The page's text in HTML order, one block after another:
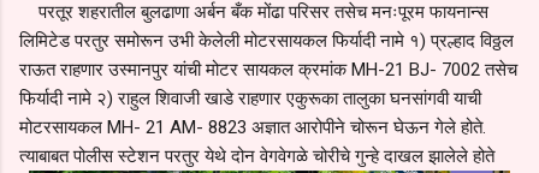
परतूर शहरातील बुलढाणा अर्बन बँक मोंढा परिसर तसेच मनःपूरम फायनान्स
लिमिटेड परतुर समोरून उभी केलेली मोटरसायकल फिर्यादी नामे १) प्रल्हाद विठ्ठल
राऊत राहणार उस्मानपुर यांची मोटर सायकल क्रमांक MH-21 BJ- 7002 तसेच
फिर्यादी नामे २) राहुल शिवाजी खाडे राहणार एकुरूका तालुका घनसांगवी याची
मोटरसायकल MH- 21 AM- 8823 अज्ञात आरोपीने चोरून घेऊन गेले होते.
त्याबाबत पोलीस स्टेशन परतुर येथे दोन वेगवेगळे चोरीचे गुन्हे दाखल झालेले होते